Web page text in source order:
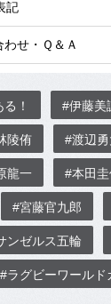
記
せ・Ｑ＆Ａ
！ #伊藤美
陵侑 #渡辺勇
龍一 #本田
#宮藤官九郎
ンゼルス五輪
#ラグビーワールド